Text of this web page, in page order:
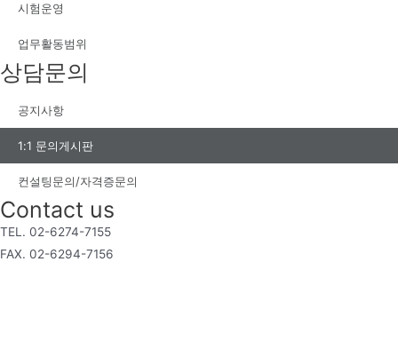
시험운영
업무활동범위
상담문의
공지사항
1:1 문의게시판
컨설팅문의/자격증문의
Contact us
TEL. 02-6274-7155
FAX. 02-6294-7156